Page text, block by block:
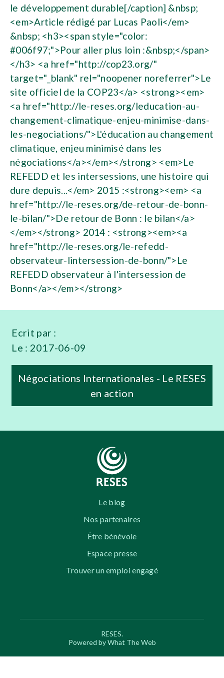
le développement durable[/caption] &nbsp;
<em>Article rédigé par Lucas Paoli</em>
&nbsp; <h3><span style="color:
#006f97;">Pour aller plus loin :&nbsp;</span>
</h3> <a href="http://cop23.org/"
target="_blank" rel="noopener noreferrer">Le
site officiel de la COP23</a> <strong><em>
<a href="http://le-reses.org/leducation-au-
changement-climatique-enjeu-minimise-dans-
les-negociations/">L'éducation au changement
climatique, enjeu minimisé dans les
négociations</a></em></strong> <em>Le
REFEDD et les intersessions, une histoire qui
dure depuis...</em> 2015 :<strong><em> <a
href="http://le-reses.org/de-retour-de-bonn-
le-bilan/">De retour de Bonn : le bilan</a>
</em></strong> 2014 : <strong><em><a
href="http://le-reses.org/le-refedd-
observateur-lintersession-de-bonn/">Le
REFEDD observateur à l'intersession de
Bonn</a></em></strong>
Ecrit par :
Le : 2017-06-09
Négociations Internationales - Le RESES
en action
Le blog
Nos partenaires
Être bénévole
Espace presse
Trouver un emploi engagé
RESES.
Powered by What The Web